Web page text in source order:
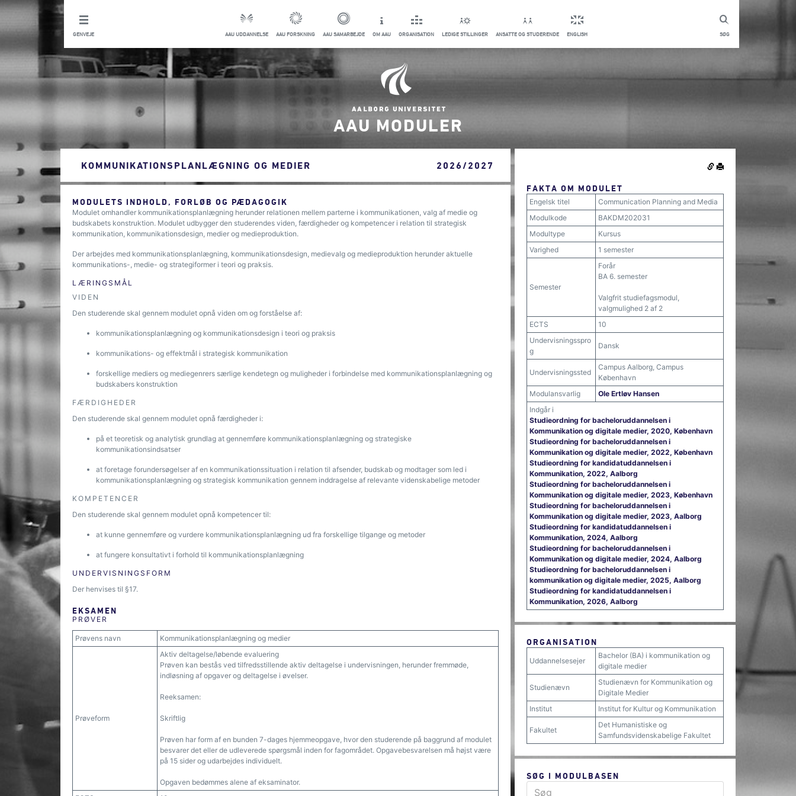
SØG
GENVEJE AAU UDDANNELSE AAU FORSKNING AAU SAMARBEJDE OM AAU ORGANISATION LEDIGE STILLINGER ANSATTE OG STUDERENDE ENGLISH
AAU MODULER
KOMMUNIKATIONSPLANLÆGNING OG MEDIER 2026/2027
MODULETS INDHOLD, FORLØB OG PÆDAGOGIK
Modulet omhandler kommunikationsplanlægning herunder relationen mellem parterne i kommunikationen, valg af medie og
budskabets konstruktion. Modulet udbygger den studerendes viden, færdigheder og kompetencer i relation til strategisk
kommunikation, kommunikationsdesign, medier og medieproduktion.
Der arbejdes med kommunikationsplanlægning, kommunikationsdesign, medievalg og medieproduktion herunder aktuelle
kommunikations-, medie- og strategiformer i teori og praksis.
LÆRINGSMÅL
VIDEN
Den studerende skal gennem modulet opnå viden om og forståelse af:
kommunikationsplanlægning og kommunikationsdesign i teori og praksis
kommunikations- og effektmål i strategisk kommunikation
forskellige mediers og mediegenrers særlige kendetegn og muligheder i forbindelse med kommunikationsplanlægning og
budskabers konstruktion
FÆRDIGHEDER
Den studerende skal gennem modulet opnå færdigheder i:
på et teoretisk og analytisk grundlag at gennemføre kommunikationsplanlægning og strategiske
kommunikationsindsatser
at foretage forundersøgelser af en kommunikationssituation i relation til afsender, budskab og modtager som led i
kommunikationsplanlægning og strategisk kommunikation gennem inddragelse af relevante videnskabelige metoder
KOMPETENCER
Den studerende skal gennem modulet opnå kompetencer til:
at kunne gennemføre og vurdere kommunikationsplanlægning ud fra forskellige tilgange og metoder
at fungere konsultativt i forhold til kommunikationsplanlægning
UNDERVISNINGSFORM
Der henvises til §17.
EKSAMEN
PRØVER
Prøvens navn Kommunikationsplanlægning og medier
Prøveform
Aktiv deltagelse/løbende evaluering
Prøven kan bestås ved tilfredsstillende aktiv deltagelse i undervisningen, herunder fremmøde,
indløsning af opgaver og deltagelse i øvelser.
Reeksamen:
Skriftlig
Prøven har form af en bunden 7-dages hjemmeopgave, hvor den studerende på baggrund af modulet
besvarer det eller de udleverede spørgsmål inden for fagområdet. Opgavebesvarelsen må højst være
på 15 sider og udarbejdes individuelt.
Opgaven bedømmes alene af eksaminator.
FAKTA OM MODULET
Engelsk titel
Communication Planning and Media
Modulkode
BAKDM202031
Modultype
Kursus
Varighed
1 semester
Semester
Forår
BA 6. semester
Valgfrit studiefagsmodul,
valgmulighed 2 af 2
ECTS
10
Undervisningsspro
g
Dansk
Undervisningssted
Campus Aalborg, Campus
København
Modulansvarlig
Ole Ertløv Hansen
Indgår i
Studieordning for bacheloruddannelsen i
Kommunikation og digitale medier, 2020, København
Studieordning for bacheloruddannelsen i
Kommunikation og digitale medier, 2022, København
Studieordning for kandidatuddannelsen i
Kommunikation, 2022, Aalborg
Studieordning for bacheloruddannelsen i
Kommunikation og digitale medier, 2023, København
Studieordning for bacheloruddannelsen i
Kommunikation og digitale medier, 2023, Aalborg
Studieordning for kandidatuddannelsen i
Kommunikation, 2024, Aalborg
Studieordning for bacheloruddannelsen i
Kommunikation og digitale medier, 2024, Aalborg
Studieordning for bacheloruddannelsen i
kommunikation og digitale medier, 2025, Aalborg
Studieordning for kandidatuddannelsen i
Kommunikation, 2026, Aalborg
ORGANISATION
Uddannelsesejer
Bachelor (BA) i kommunikation og
digitale medier
Studienævn
Studienævn for Kommunikation og
Digitale Medier
Institut
Institut for Kultur og Kommunikation
Fakultet
Det Humanistiske og
Samfundsvidenskabelige Fakultet
SØG I MODULBASEN